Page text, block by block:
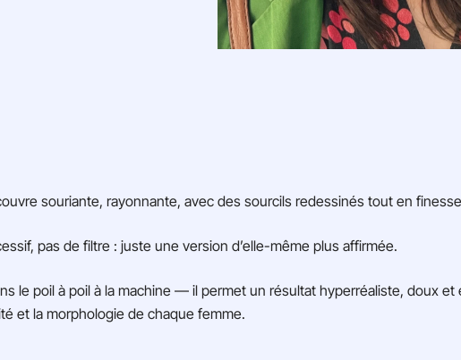
souriante, rayonnante, avec des sourcils redessinés tout en
pas de filtre : juste une version d’elle-même plus affirmée.
le poil à poil à la machine — il permet un résultat hyperréaliste, doux et
et la morphologie de chaque femme.